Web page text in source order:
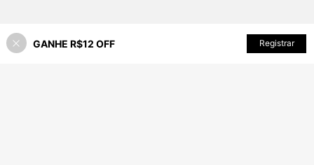
21% OFF! ADICIONAR AO CARRINHO
GANHE R$12 OFF Registrar